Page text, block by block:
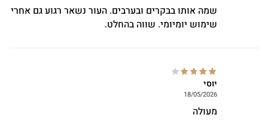
שמה אותו בבקרים ובערבים. העור נשאר רגוע גם אחרי
שימוש יומיומי. שווה בהחלט.
יוסי
18/05/2026
מעולה